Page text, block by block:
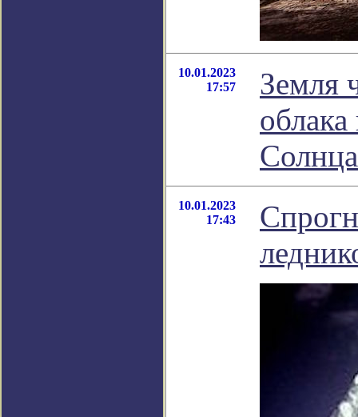
10.01.2023
17:57
Земля
Солнца
10.01.2023
17:43